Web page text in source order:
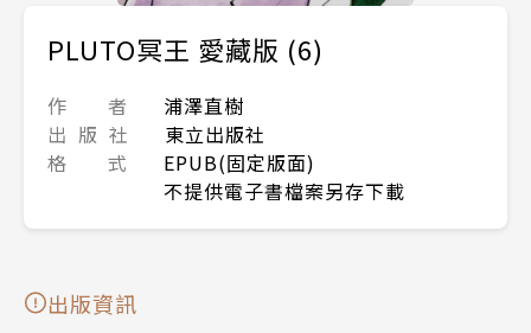
PLUTO冥王 愛藏版 (6)
作 者
浦澤直樹
出 版 社
東立出版社
格 式
EPUB(固定版面)
不提供電子書檔案另存下載
出版資訊